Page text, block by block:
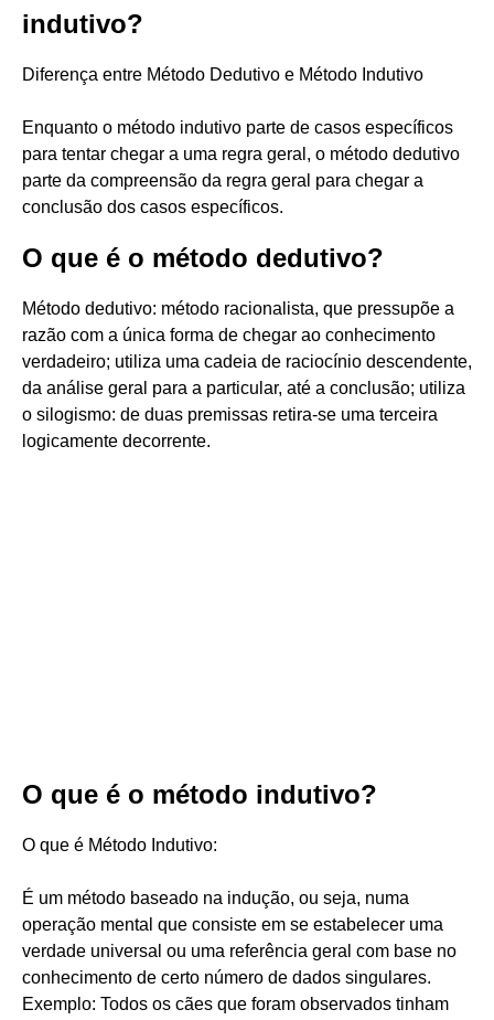
indutivo?
Diferença entre Método Dedutivo e Método Indutivo
Enquanto o método indutivo parte de casos específicos
para tentar chegar a uma regra geral, o método dedutivo
parte da compreensão da regra geral para chegar a
conclusão dos casos específicos.
O que é o método dedutivo?
Método dedutivo: método racionalista, que pressupõe a
razão com a única forma de chegar ao conhecimento
verdadeiro; utiliza uma cadeia de raciocínio descendente,
da análise geral para a particular, até a conclusão; utiliza
o silogismo: de duas premissas retira-se uma terceira
logicamente decorrente.
O que é o método indutivo?
O que é Método Indutivo:
É um método baseado na indução, ou seja, numa
operação mental que consiste em se estabelecer uma
verdade universal ou uma referência geral com base no
conhecimento de certo número de dados singulares.
Exemplo: Todos os cães que foram observados tinham